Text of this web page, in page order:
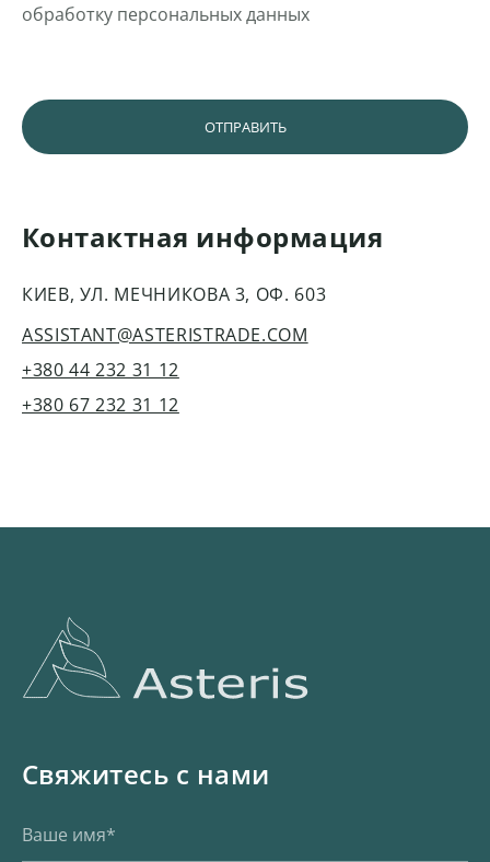
обработку персональных данных
Контактная информация
КИЕВ, УЛ. МЕЧНИКОВА 3, ОФ. 603
ASSISTANT@ASTERISTRADE.COM
+380 44 232 31 12
+380 67 232 31 12
Свяжитесь с нами